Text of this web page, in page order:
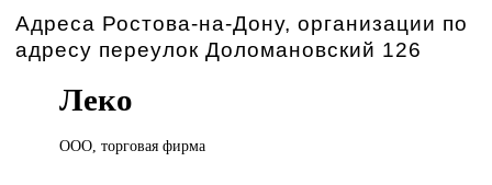
Адреса Ростова-на-Дону, организации по
адресу переулок Доломановский 126
Леко
ООО, торговаяфирма